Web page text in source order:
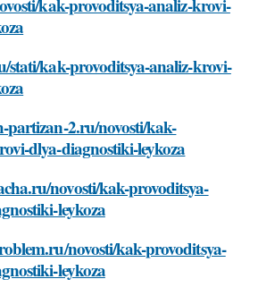
kak-provoditsya-analiz-krovi-
stati/kak-provoditsya-analiz-krovi-
2.ru/novosti/kak-
dlya-diagnostiki-leykoza
novosti/kak-provoditsya-
leykoza
novosti/kak-provoditsya-
leykoza